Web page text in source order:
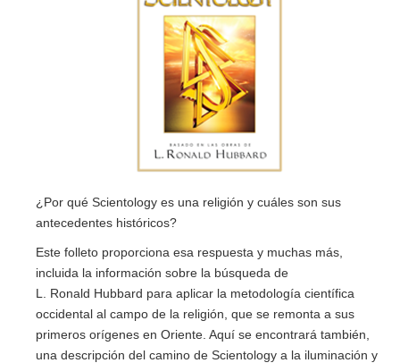
¿Por qué Scientology es una religión y cuáles son sus
antecedentes históricos?
Este folleto proporciona esa respuesta y muchas más,
incluida la información sobre la búsqueda de
L. Ronald Hubbard para aplicar la metodología científica
occidental al campo de la religión, que se remonta a sus
primeros orígenes en Oriente. Aquí se encontrará también,
una descripción del camino de Scientology a la iluminación y